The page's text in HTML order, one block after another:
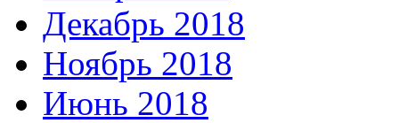
Декабрь 2018
Ноябрь 2018
Июнь 2018